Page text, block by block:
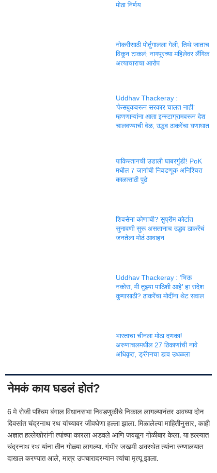
मोठा निर्णय
नोकरीसाठी पोर्तुगालला गेली, तिथे जाताच
विकून टाकलं; नागपूरच्या महिलेवर लैंगिक
अत्याचाराचा आरोप
Uddhav Thackeray :
‘फेसबुकवरून सरकार चालत नाही’
म्हणणाऱ्यांना आता इन्स्टाग्रामवरून देश
चालवण्याची वेळ; उद्धव ठाकरेंचा घणाघात
पाकिस्तानची उडाली घाबरगुंडी! PoK
मधील 7 जागांची निवडणूक अनिश्चित
काळासाठी पुढे
शिवसेना कोणाची? सुप्रीम कोर्टात
सुनावणी सुरू असतानाच उद्धव ठाकरेंचं
जनतेला मोठं आवाहन
Uddhav Thackeray : ‘भिऊ
नकोस, मी तुझ्या पाठिशी आहे’ हा संदेश
कुणासाठी? ठाकरेंचा मोदींना थेट सवाल
भारताचा चीनला मोठा दणका!
अरुणाचलमधील 27 ठिकाणांची नावे
अधिकृत, ड्रॅगनचा डाव उधळला
नेमकं काय घडलं होतं?
6 मे रोजी पश्चिम बंगाल विधानसभा निवडणुकीचे निकाल लागल्यानंतर अवघ्या दोन
दिवसांत चंद्रनाथ रथ यांच्यावर जीवघेणा हल्ला झाला. मिळालेल्या माहितीनुसार, काही
अज्ञात हल्लेखोरांनी त्यांच्या कारला अडवले आणि जवळून गोळीबार केला. या हल्ल्यात
चंद्रनाथ रथ यांना तीन गोळ्या लागल्या. गंभीर जखमी अवस्थेत त्यांना रुग्णालयात
दाखल करण्यात आले, मात्र उपचारादरम्यान त्यांचा मृत्यू झाला.